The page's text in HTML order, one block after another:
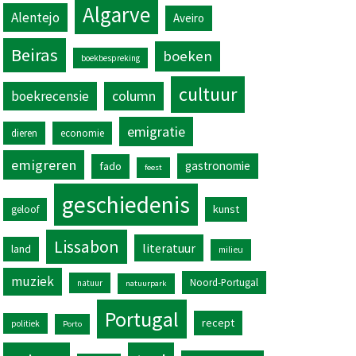
Alentejo Algarve Aveiro
Beiras boekbespreking boeken
boekrecensie column cultuur
dieren economie
emigratie
emigreren
fado feest gastronomie
geloof geschiedenis kunst
land Lissabon literatuur milieu
muziek natuur natuurpark Noord-Portugal
politiek Porto Portugal recept